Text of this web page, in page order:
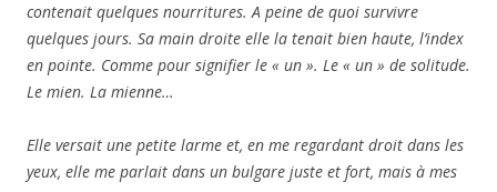
contenait quelques nourritures. A peine de quoi survivre
quelques jours. Sa main droite elle la tenait bien haute, l’index
en pointe. Comme pour signifier le « un ». Le « un » de solitude.
Le mien. La mienne…
Elle versait une petite larme et, en me regardant droit dans les
yeux, elle me parlait dans un bulgare juste et fort, mais à mes